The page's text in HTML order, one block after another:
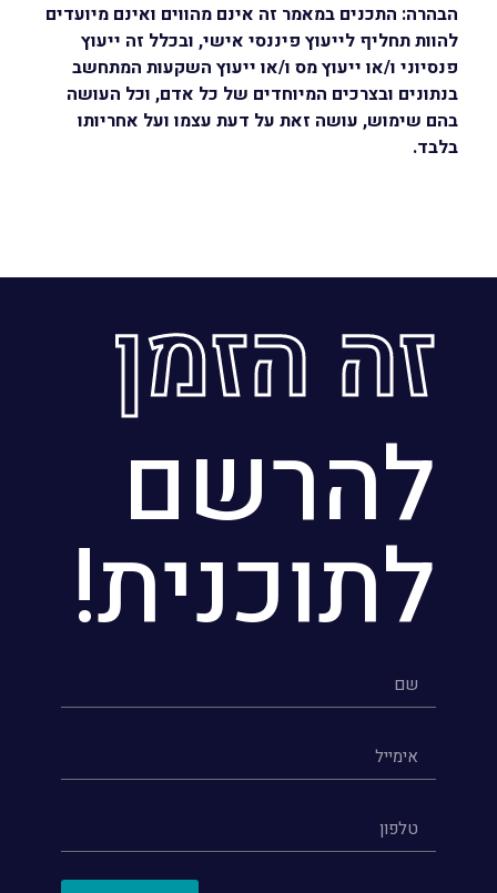
הבהרה: התכנים במאמר זה אינם מהווים ואינם מיועדים
להוות תחליף לייעוץ פיננסי אישי, ובכלל זה ייעוץ
פנסיוני ו/או ייעוץ מס ו/או ייעוץ השקעות המתחשב
בנתונים ובצרכים המיוחדים של כל אדם, וכל העושה
בהם שימוש, עושה זאת על דעת עצמו ועל אחריותו
בלבד.
זה הזמן
להרשם
לתוכנית!